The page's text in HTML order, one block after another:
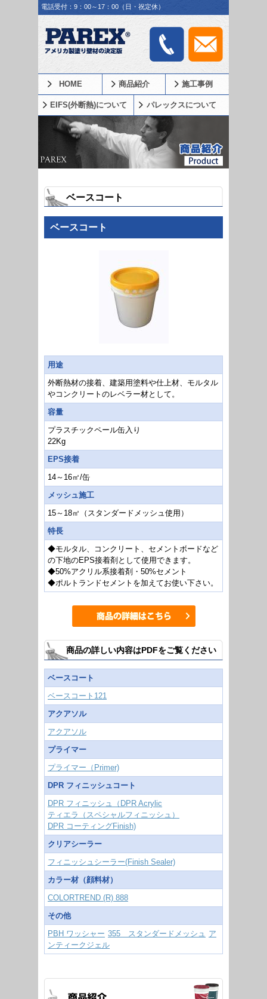
電話受付：9：00～17：00（日・祝定休）
HOME 商品紹介 施工事例
EIFS(外断熱)について パレックスについて
ベースコート
ベースコート
用途
外断熱材の接着、建築用塗料や仕上材、モルタル
やコンクリートのレベラー材として。
容量
プラスチックペール缶入り
22Kg
EPS接着
14～16㎡/缶
メッシュ施工
15～18㎡（スタンダードメッシュ使用）
特長
◆モルタル、コンクリート、セメントボードなど
の下地のEPS接着剤として使用できます。
◆50%アクリル系接着剤・50%セメント
◆ポルトランドセメントを加えてお使い下さい。
商品の詳しい内容はPDFをご覧ください
ベースコート
ベースコート121
アクアソル
アクアソル
プライマー
プライマー（Primer)
DPR フィニッシュコート
DPR フィニッシュ（DPR Acrylic
ティエラ（スペシャルフィニッシュ）
DPR コーティングFinish)
クリアシーラー
フィニッシュシーラー(Finish Sealer)
カラー材（顔料材）
COLORTREND (R) 888
その他
PBH ワッシャー 355 スタンダードメッシュ ア
ンティークジェル